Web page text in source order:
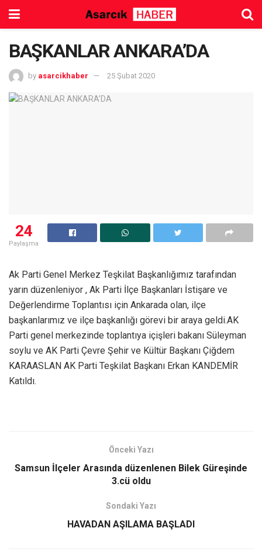
BAŞKANLAR ANKARA’DA
by asarcikhaber 25 Şubat 2020
24
Paylaşma
Ak Parti Genel Merkez Teşkilat Başkanlığımız tarafından
yarın düzenleniyor , Ak Parti İlçe Başkanları İstişare ve
Değerlendirme Toplantısı için Ankarada olan, ilçe
başkanlarımız ve ilçe başkanlığı görevi bir araya geldi.AK
Parti genel merkezinde toplantıya içişleri bakanı Süleyman
soylu ve AK Parti Çevre Şehir ve Kültür Başkanı Çiğdem
KARAASLAN AK Parti Teşkilat Başkanı Erkan KANDEMİR
Katıldı.
Önceki Yazı
Samsun İlçeler Arasında düzenlenen Bilek Güreşinde
3.cü oldu
Sondaki Yazı
HAVADAN AŞILAMA BAŞLADI